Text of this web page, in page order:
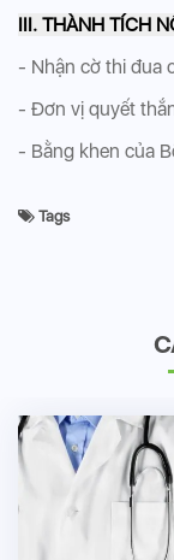
III. THÀNH TÍCH
- Nhận cờ thi đua
- Đơn vị quyết
- Bằng khen của
Tags